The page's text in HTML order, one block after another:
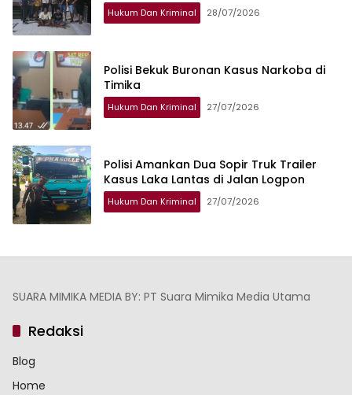
Hukum Dan Kriminal 28/07/2026
Polisi Bekuk Buronan Kasus Narkoba di
Timika
Hukum Dan Kriminal 27/07/2026
Polisi Amankan Dua Sopir Truk Trailer
Kasus Laka Lantas di Jalan Logpon
Hukum Dan Kriminal 27/07/2026
SUARA MIMIKA MEDIA BY: PT Suara Mimika Media Utama
Redaksi
Blog
Home